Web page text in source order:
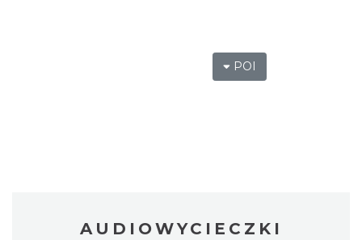
POI
AUDIOWYCIECZKI